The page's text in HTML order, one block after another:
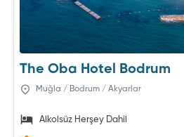
The Oba Hotel Bodrum
Muğla / Bodrum / Akyarlar
Alkolsüz Herşey Dahil